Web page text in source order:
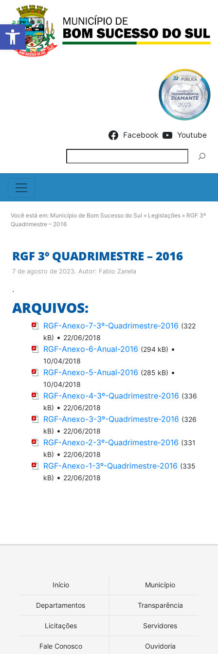
Barra de Ferramentas
Facebook Youtube
Você está em: Município de Bom Sucesso do Sul » Legislações » RGF 3º
Quadrimestre – 2016
RGF 3º QUADRIMESTRE – 2016
7 de agosto de 2023. Autor: Fabio Zanela
.
ARQUIVOS:
RGF-Anexo-7-3º-Quadrimestre-2016 (322
kB) • 22/06/2018
RGF-Anexo-6-Anual-2016 (294 kB) •
10/04/2018
RGF-Anexo-5-Anual-2016 (285 kB) •
10/04/2018
RGF-Anexo-4-3º-Quadrimestre-2016 (336
kB) • 22/06/2018
RGF-Anexo-3-3º-Quadrimestre-2016 (326
kB) • 22/06/2018
RGF-Anexo-2-3º-Quadrimestre-2016 (331
kB) • 22/06/2018
RGF-Anexo-1-3º-Quadrimestre-2016 (335
kB) • 22/06/2018
Início Município
Departamentos Transparência
Licitações Servidores
Fale Conosco Ouvidoria